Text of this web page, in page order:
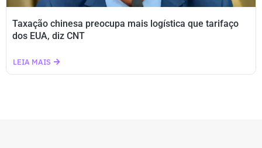
Taxação chinesa preocupa mais logística que tarifaço
dos EUA, diz CNT
LEIA MAIS